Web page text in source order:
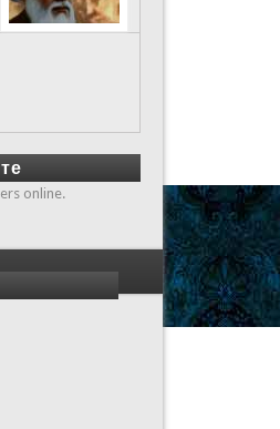
online.